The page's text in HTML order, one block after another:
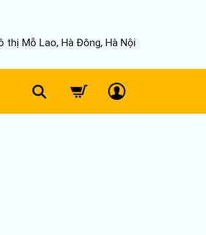
thị Mỗ Lao, Hà Đông, Hà Nội